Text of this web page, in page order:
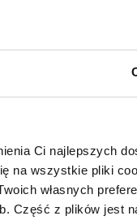
Ci najlepszych
na wszystkie pliki
własnych
Część z plików jest